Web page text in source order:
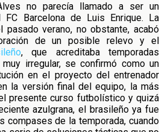
no parecía llamado a ser un
Barcelona de Luis Enrique. La
pasado verano, no obstante, acabó
de un posible relevo y el
, que acreditaba temporadas
irregular, se confirmó como un
en el proyecto del entrenador
la versión final del equipo, la más
presente curso futbolístico y quizá
azulgrana, el brasileño ya fue
compases de la temporada, cuando